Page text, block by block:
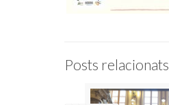
Posts relacionats